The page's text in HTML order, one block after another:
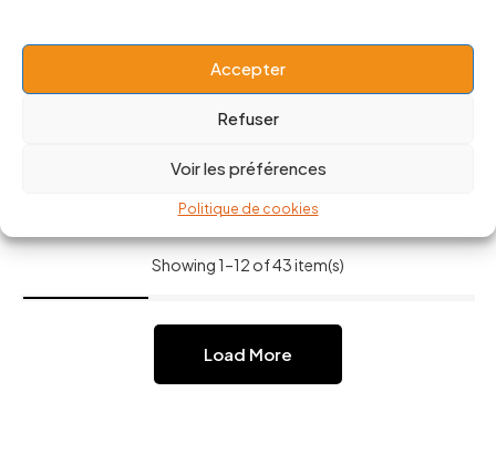
Accepter
Refuser
Voir les préférences
Politique de cookies
Showing 1–12 of 43 item(s)
Load More